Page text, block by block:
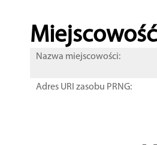
Nazwa miejscowości:
Adres URI zasobu PRNG: